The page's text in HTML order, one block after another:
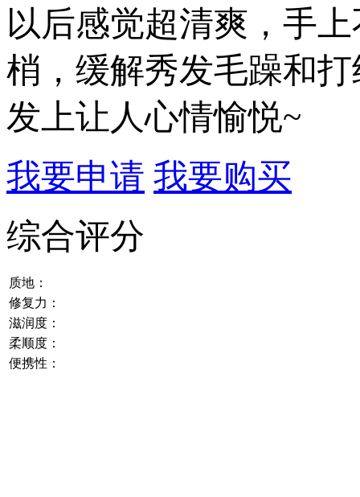
以后感觉超清爽，手
梢，缓解秀发毛躁和
发上让人心情愉悦~
我要申请 我要购买
综合评分
质地：
修复力：
滋润度：
柔顺度：
便携性：